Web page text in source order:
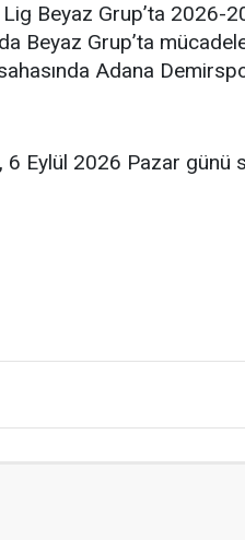
Beyaz Grup’ta 2026-
Beyaz Grup’ta
Adana
Eylül 2026 Pazar günü